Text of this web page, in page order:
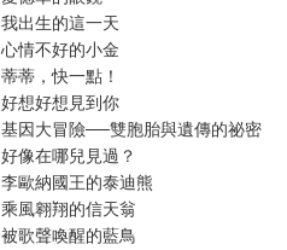
我出生的這一天
心情不好的小金
蒂蒂，快一點！
好想好想見到你
基因大冒險──雙胞胎與遺傳的祕密
好像在哪兒見過？
李歐納國王的泰迪熊
乘風翱翔的信天翁
被歌聲喚醒的藍鳥